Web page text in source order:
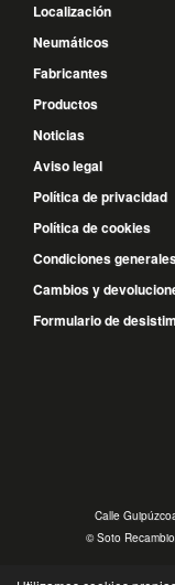
Localización
Neumáticos
Fabricantes
Productos
Noticias
Aviso legal
Política de privacidad
Política de cookies
Condiciones
Cambios y
Formulario de
Calle
©Soto